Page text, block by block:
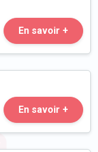
En savoir +
En savoir +